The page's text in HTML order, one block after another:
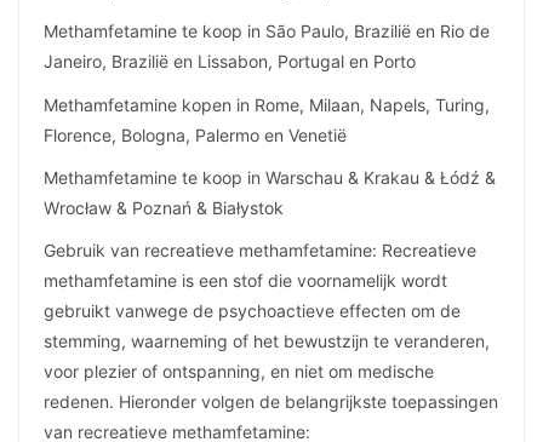
Methamfetamine te koop in São Paulo, Brazilië en Rio de
Janeiro, Brazilië en Lissabon, Portugal en Porto
Methamfetamine kopen in Rome, Milaan, Napels, Turing,
Florence, Bologna, Palermo en Venetië
Methamfetamine te koop in Warschau & Krakau & Łódź &
Wrocław & Poznań & Białystok
Gebruik van recreatieve methamfetamine: Recreatieve
methamfetamine is een stof die voornamelijk wordt
gebruikt vanwege de psychoactieve effecten om de
stemming, waarneming of het bewustzijn te veranderen,
voor plezier of ontspanning, en niet om medische
redenen. Hieronder volgen de belangrijkste toepassingen
van recreatieve methamfetamine: